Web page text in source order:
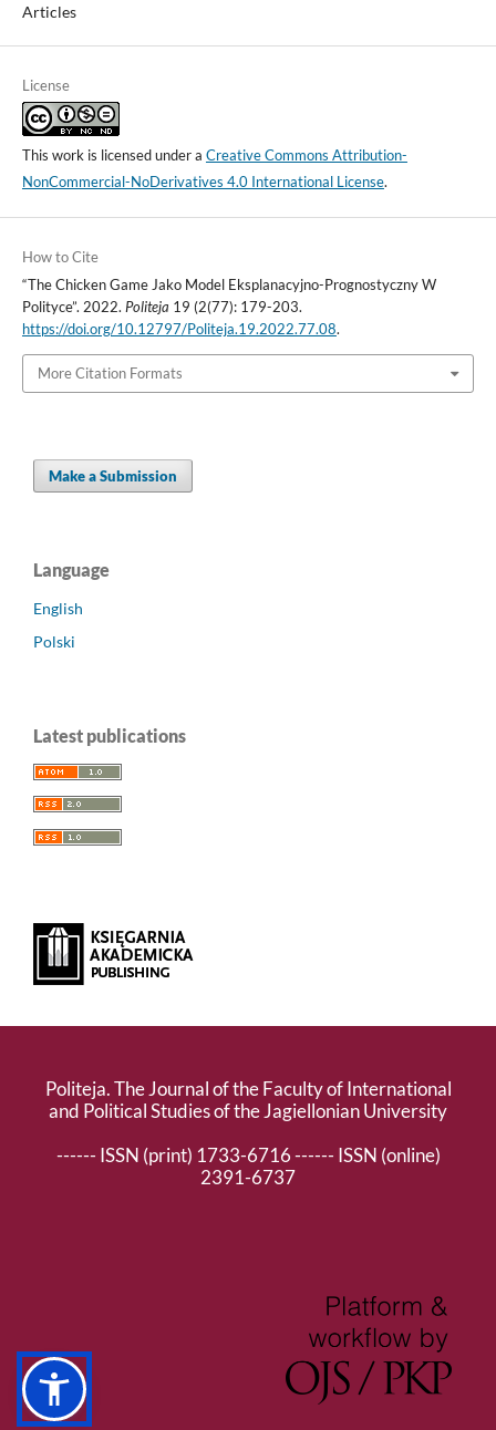
Articles
License
This work is licensed under a Creative Commons Attribution-
NonCommercial-NoDerivatives 4.0 International License.
How to Cite
“The Chicken Game Jako Model Eksplanacyjno-Prognostyczny W
Polityce”. 2022. Politeja 19 (2(77): 179-203.
https://doi.org/10.12797/Politeja.19.2022.77.08.
More Citation Formats
Make a Submission
Language
English
Polski
Latest publications
Politeja. The Journal of the Faculty of International
and Political Studies of the Jagiellonian University
------ ISSN (print) 1733-6716 ------ ISSN (online)
2391-6737